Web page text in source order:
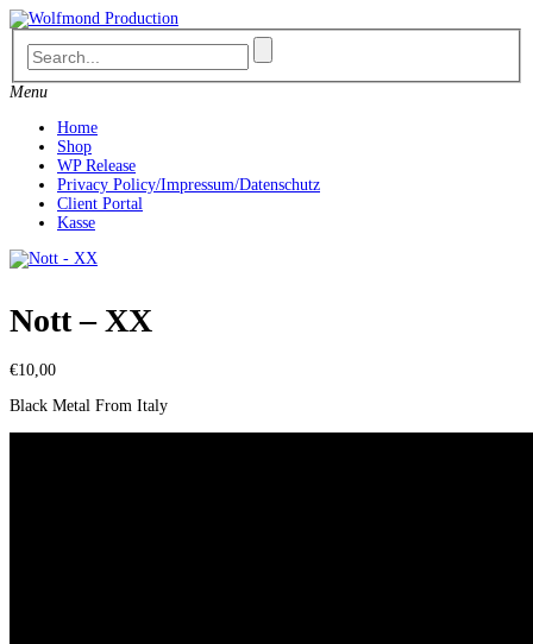
Skip
to
content
Menu
Home
Shop
WP Release
Privacy Policy/Impressum/Datenschutz
Client Portal
Kasse
Nott – XX
€10,00
Black Metal From Italy